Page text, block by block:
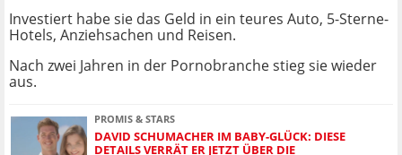
Investiert habe sie das Geld in ein teures Auto, 5-Sterne-
Hotels, Anziehsachen und Reisen.
Nach zwei Jahren in der Pornobranche stieg sie wieder
aus.
PROMIS & STARS
DAVID SCHUMACHER IM BABY-GLÜCK: DIESE
DETAILS VERRÄT ER JETZT ÜBER DIE